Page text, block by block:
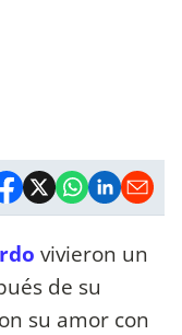
vivieron un
de su
su amor con